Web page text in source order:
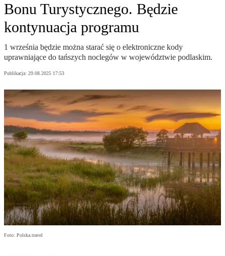
Bonu Turystycznego. Będzie
kontynuacja programu
1 września będzie można starać się o elektroniczne kody
uprawniające do tańszych noclegów w województwie podlaskim.
Publikacja: 29.08.2025 17:53
Foto: Polska.travel